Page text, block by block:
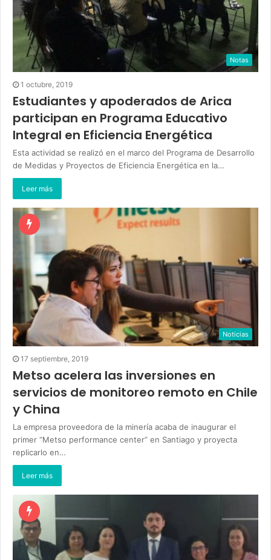
Notas
1 octubre, 2019
Estudiantes y apoderados de Arica
participan en Programa Educativo
Integral en Eficiencia Energética
Esta actividad se realizó en el marco del Programa de Desarrollo
de Medidas y Proyectos de Eficiencia Energética en la…
Leer más
Noticias
17 septiembre, 2019
Metso acelera las inversiones en
servicios de monitoreo remoto en Chile
y China
La empresa proveedora de la minería acaba de inaugurar el
primer “Metso performance center” en Santiago y proyecta
replicarlo en…
Leer más